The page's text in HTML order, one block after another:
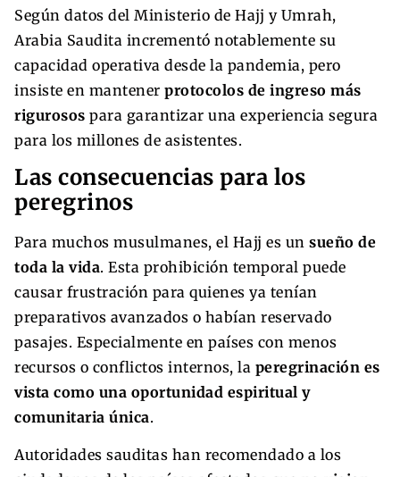
Según datos del Ministerio de Hajj y Umrah,
Arabia Saudita incrementó notablemente su
capacidad operativa desde la pandemia, pero
insiste en mantener protocolos de ingreso más
rigurosos para garantizar una experiencia segura
para los millones de asistentes.
Las consecuencias para los
peregrinos
Para muchos musulmanes, el Hajj es un sueño de
toda la vida. Esta prohibición temporal puede
causar frustración para quienes ya tenían
preparativos avanzados o habían reservado
pasajes. Especialmente en países con menos
recursos o conflictos internos, la peregrinación es
vista como una oportunidad espiritual y
comunitaria única.
Autoridades sauditas han recomendado a los